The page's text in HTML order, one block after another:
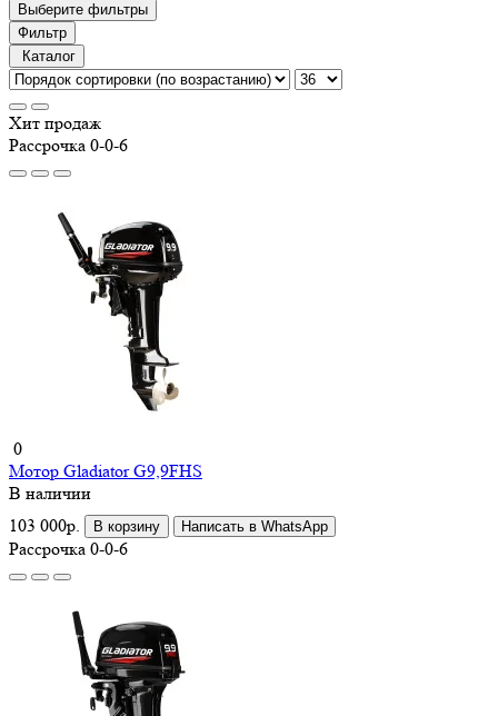
Выберите фильтры
Фильтр
Каталог
Хит продаж
Рассрочка 0-0-6
0
Мотор Gladiator G9,9FHS
В наличии
103 000р.
В корзину Написать в WhatsApp
Рассрочка 0-0-6